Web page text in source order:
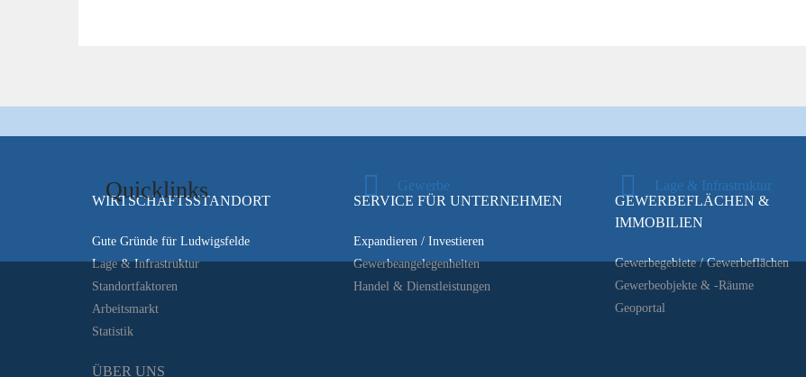
Quicklinks Gewerbe Lage & Infrastruktur
WIRTSCHAFTSSTANDORT
Gute Gründe für Ludwigsfelde
Lage & Infrastruktur
Standortfaktoren
Arbeitsmarkt
Statistik
SERVICE FÜR UNTERNEHMEN
Expandieren / Investieren
Gewerbeangelegenheiten
Handel & Dienstleistungen
GEWERBEFLÄCHEN &
IMMOBILIEN
Gewerbegebiete / Gewerbeflächen
Gewerbeobjekte & -Räume
Geoportal
ÜBER UNS